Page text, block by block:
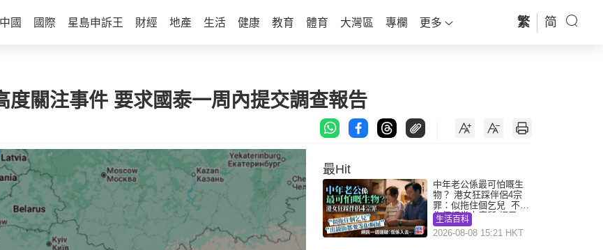
中國 國際 星島申訴王 財經 地產 生活 健康 教育 體育 大灣區 專欄 更多 繁 简
度關注事件 要求國泰一周內提交調查報告
最Hit
中年老公係最可怕嘅生
物？ 港女狂踩伴侶4宗
罪：似拖住個乞兒 不解
為何經常去廁所 網民一
語道破
生活百科
2026-08-08 15:21 HKT